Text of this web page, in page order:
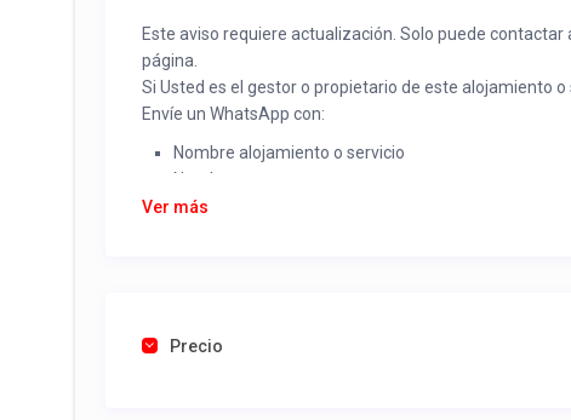
Este aviso requiere actualización. Solo puede
página.
Si Usted es el gestor o propietario de este alojamiento
Envíe un WhatsApp con:
Nombre alojamiento o servicio
Nombre
Rut
Una vez recibido procederemos a activar su aviso para
Ver más
Precio